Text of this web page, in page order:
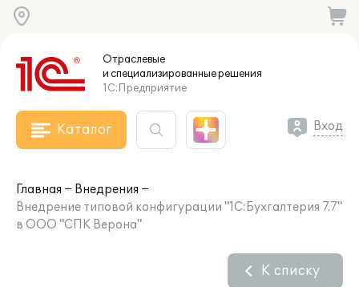
Отраслевые
и специализированныерешения
1С:Предприятие
Каталог Вход
Главная
Внедрения
Внедрение типовой конфигурации "1С:Бухгалтерия 7.7"
в ООО "СПК Верона"
К списку